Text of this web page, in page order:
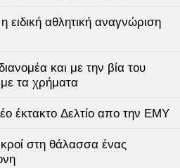
αθλητική αναγνώριση
και με την βία του
τα χρήματα
έκτακτο Δελτίο απο την ΕΜΥ
στη θάλασσα ένας